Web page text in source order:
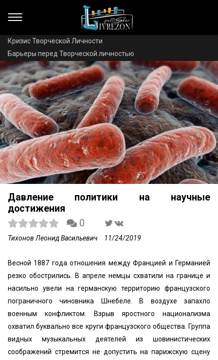
Кризис Творческой Личности
Барьеры перед Творческой личностью
Давление политики на научные
достижения
0
Тихонов Леонид Васильевич 11/24/2019
Весной 1887 года отношения между Францией и Германией
резко обострились. В апреле немцы схватили на границе и
насильно увели на герман­скую территорию французского
пограничного чиновника Шнебеле. В воздухе запахло
военным конфликтом. Взрыв яростного национализма
охватил буквально все круги французского общества. Группа
видных музыкаль­ных деятелей из шовинистических
соображений стремит­ся не допустить на парижскую сцену